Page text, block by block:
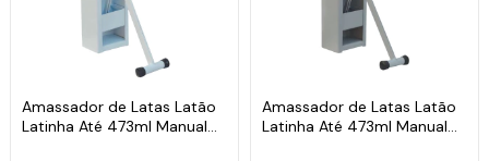
Amassador de Latas Latão
Latinha Até 473ml Manual
Amassador de Latas Latão
Latinha Até 473ml Manual